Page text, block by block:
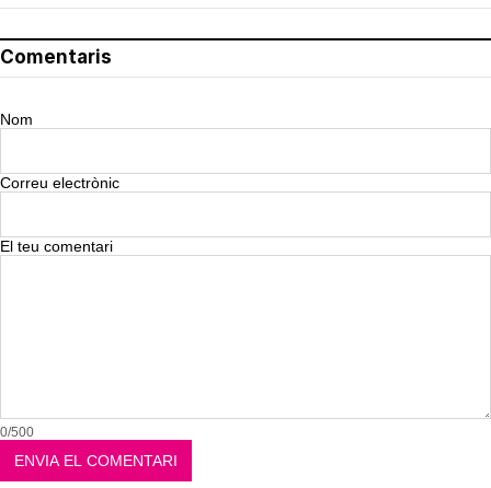
Comentaris
Nom
Correu electrònic
El teu comentari
0/500